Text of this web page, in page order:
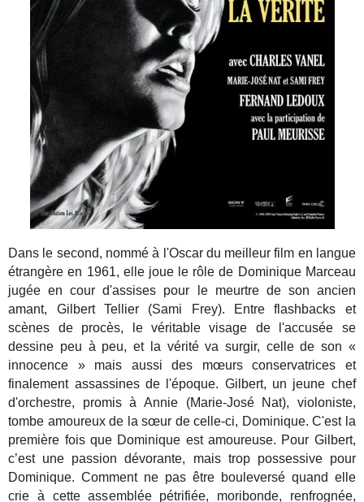
Dans le second, nommé à l'Oscar du meilleur film en langue
étrangère en 1961, elle joue le rôle de Dominique Marceau
jugée en cour d'assises pour le meurtre de son ancien
amant, Gilbert Tellier (Sami Frey). Entre flashbacks et
scènes de procès, le véritable visage de l'accusée se
dessine peu à peu, et la vérité va surgir, celle de son «
innocence » mais aussi des mœurs conservatrices et
finalement assassines de l'époque. Gilbert, un jeune chef
d'orchestre, promis à Annie (Marie-José Nat), violoniste,
tombe amoureux de la sœur de celle-ci, Dominique. C'est la
première fois que Dominique est amoureuse. Pour Gilbert,
c’est une passion dévorante, mais trop possessive pour
Dominique. Comment ne pas être bouleversé quand elle
crie à cette assemblée pétrifiée, moribonde, renfrognée,